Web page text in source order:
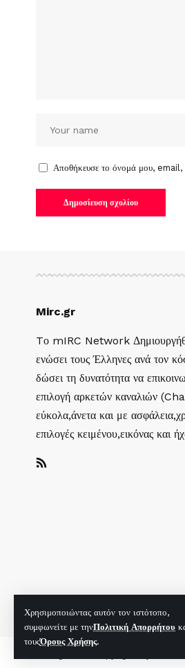
Χρησιμοποιώντας αυτόν τον ιστότοπο,
συμφωνείτε με τηνΠολιτική Απορρήτου
τουςΌρους Χρήσης.
Αποθήκευσε το όνομά μου, email,
Mirc.gr
Tο mIRC Network
ενώσει τους Έλληνες ανά τον
δώσει τη δυνατότητα να
επιλογή αρκετών καναλιών
εύκολα,άνετα και με
επιλογές κειμένου,εικόνας και